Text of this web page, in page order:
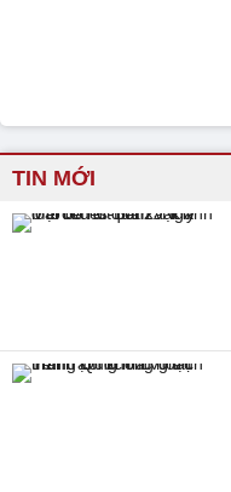
TIN MỚI